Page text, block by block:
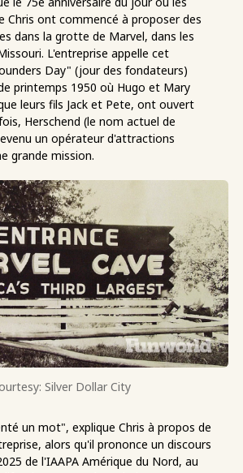
Chris ont commencé à proposer des
dans la grotte de Marvel, dans les
L'entreprise appelle cet
Day" (jour des fondateurs)
printemps 1950 où Hugo et Mary
leurs fils Jack et Pete, ont ouvert
Herschend (le nom actuel de
un opérateur d'attractions
grande mission.
Silver Dollar City
un mot", explique Chris à propos de
alors qu'il prononce un discours
de l'IAAPA Amérique du Nord, au